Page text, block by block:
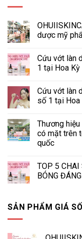
dược mỹ
Cứu vớt làn
1 tại Hoa Kỳ
Cứu vớt làn
số 1 tại Hoa
Thương
có mặt trên
quốc
TOP 5 CHAI
BÓNG
SẢN PHẨM GIÁ